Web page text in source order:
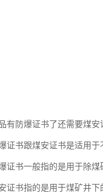
有防爆证书了还需要煤安
证书跟煤安证书是适用于
证书一般指的是用于除
证书指的是用于煤矿井